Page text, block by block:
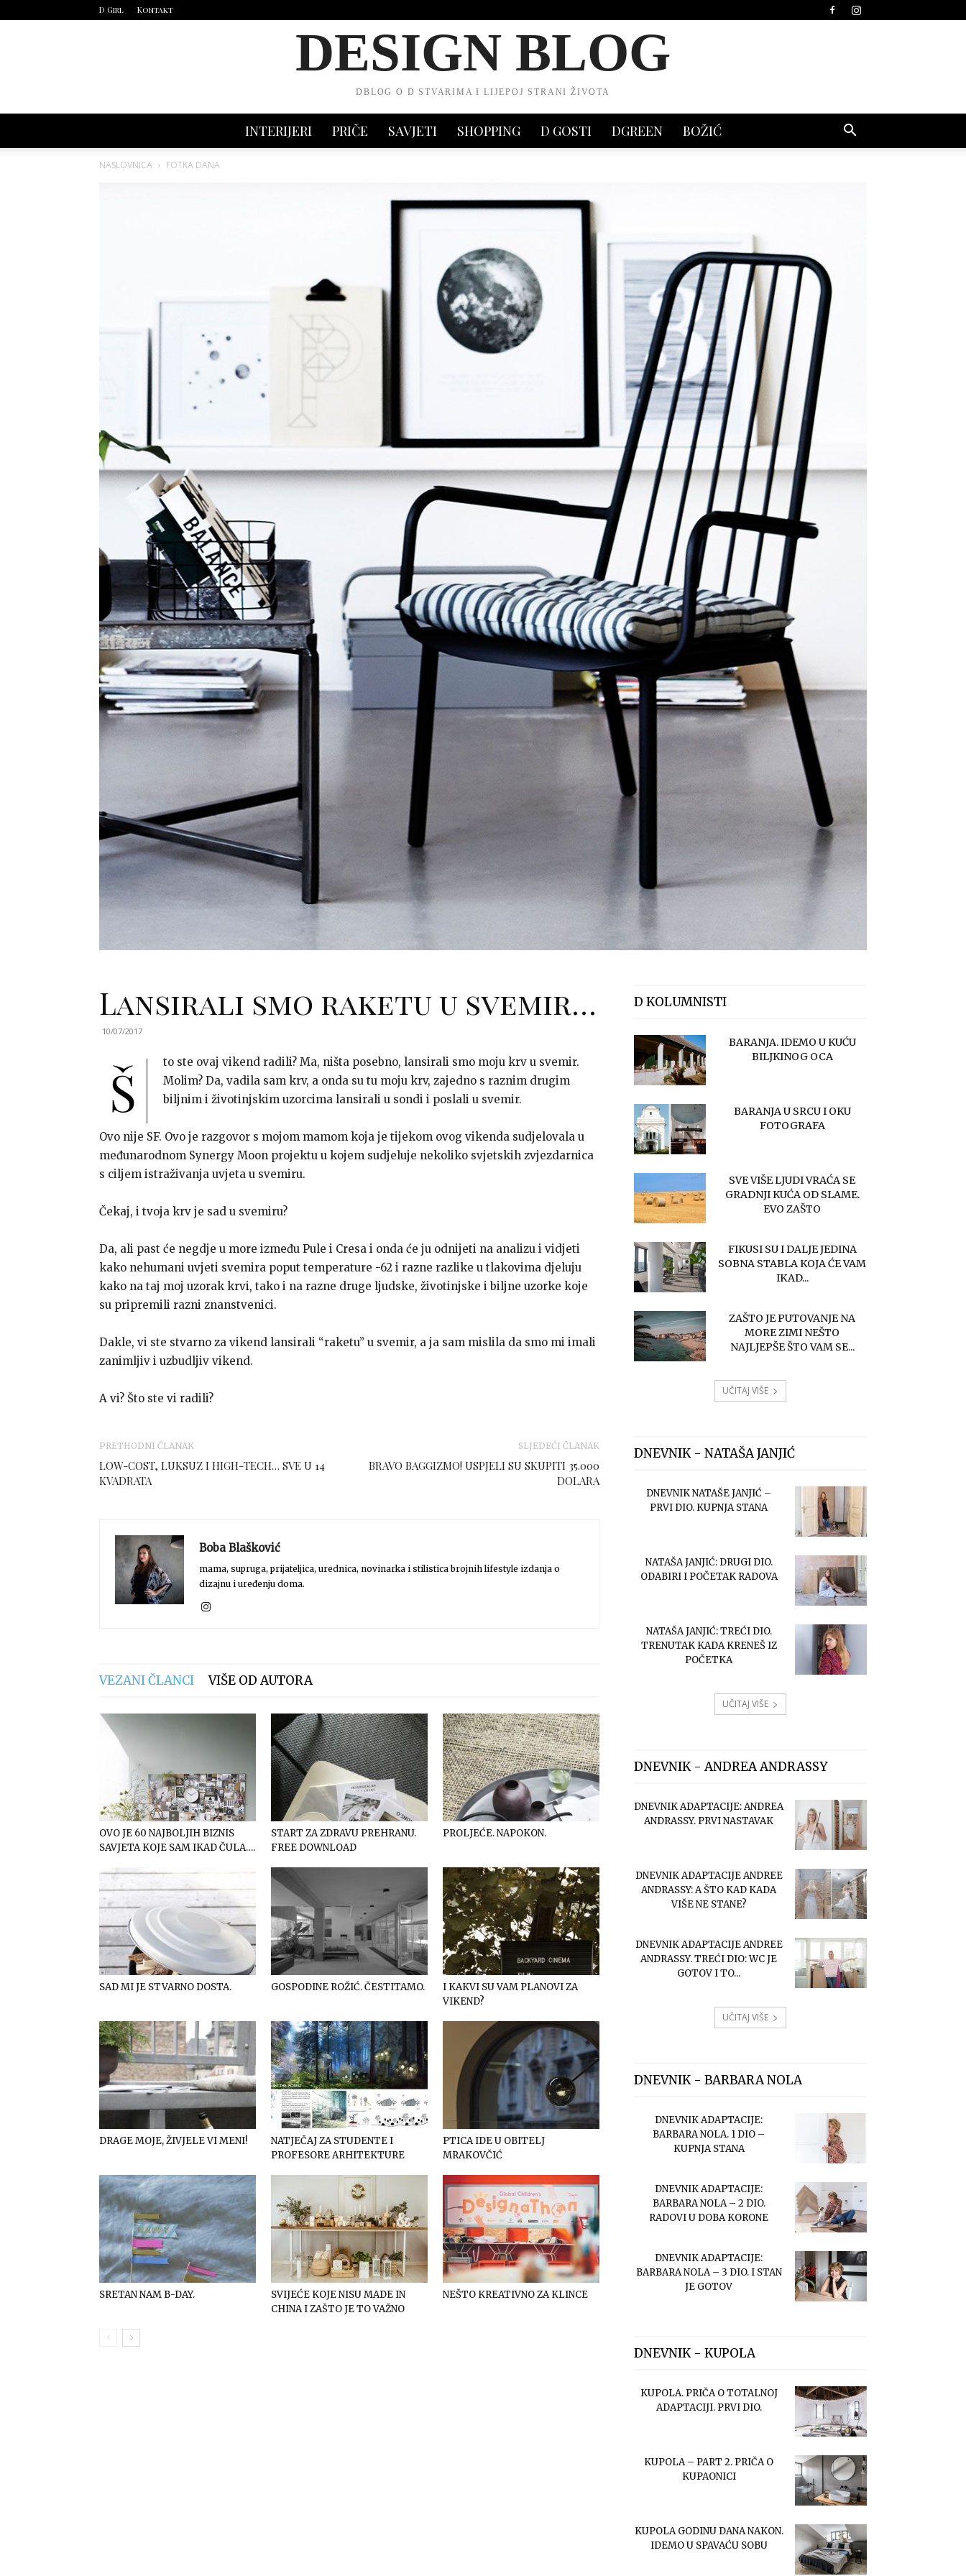
D Girl Kontakt
DESIGN BLOG
DBLOG O D STVARIMA I LIJEPOJ STRANI ŽIVOTA
INTERIJERI PRIČE SAVJETI SHOPPING D GOSTI DGREEN BOŽIĆ
NASLOVNICA FOTKA DANA
Lansirali smo raketu u svemir…
10/07/2017
Š
to ste ovaj vikend radili? Ma, ništa posebno, lansirali smo moju krv u svemir.
Molim? Da, vadila sam krv, a onda su tu moju krv, zajedno s raznim drugim
biljnim i životinjskim uzorcima lansirali u sondi i poslali u svemir.
Ovo nije SF. Ovo je razgovor s mojom mamom koja je tijekom ovog vikenda sudjelovala u
međunarodnom Synergy Moon projektu u kojem sudjeluje nekoliko svjetskih zvjezdarnica
s ciljem istraživanja uvjeta u svemiru.
Čekaj, i tvoja krv je sad u svemiru?
Da, ali past će negdje u more između Pule i Cresa i onda će ju odnijeti na analizu i vidjeti
kako nehumani uvjeti svemira poput temperature -62 i razne razlike u tlakovima djeluju
kako na taj moj uzorak krvi, tako i na razne druge ljudske, životinjske i biljne uzorke koje
su pripremili razni znanstvenici.
Dakle, vi ste stvarno za vikend lansirali “raketu” u svemir, a ja sam mislila da smo mi imali
zanimljiv i uzbudljiv vikend.
A vi? Što ste vi radili?
PRETHODNI ČLANAK
LOW-COST, LUKSUZ I HIGH-TECH… SVE U 14
KVADRATA
SLJEDEĆI ČLANAK
BRAVO BAGGIZMO! USPJELI SU SKUPITI 35.000
DOLARA
Boba Blašković
mama, supruga, prijateljica, urednica, novinarka i stilistica brojnih lifestyle izdanja o
dizajnu i uređenju doma.
VEZANI ČLANCI VIŠE OD AUTORA
OVO JE 60 NAJBOLJIH BIZNIS
SAVJETA KOJE SAM IKAD ČULA….
START ZA ZDRAVU PREHRANU.
FREE DOWNLOAD
PROLJEĆE. NAPOKON.
SAD MI JE STVARNO DOSTA. GOSPODINE ROŽIĆ. ČESTITAMO.
I KAKVI SU VAM PLANOVI ZA
VIKEND?
DRAGE MOJE, ŽIVJELE VI MENI!
NATJEČAJ ZA STUDENTE I
PROFESORE ARHITEKTURE
PTICA IDE U OBITELJ
MRAKOVČIĆ
SRETAN NAM B-DAY.
SVIJEĆE KOJE NISU MADE IN
CHINA I ZAŠTO JE TO VAŽNO
NEŠTO KREATIVNO ZA KLINCE
D KOLUMNISTI
BARANJA. IDEMO U KUĆU
BILJKINOG OCA
BARANJA U SRCU I OKU
FOTOGRAFA
SVE VIŠE LJUDI VRAĆA SE
GRADNJI KUĆA OD SLAME.
EVO ZAŠTO
FIKUSI SU I DALJE JEDINA
SOBNA STABLA KOJA ĆE VAM
IKAD...
ZAŠTO JE PUTOVANJE NA
MORE ZIMI NEŠTO
NAJLJEPŠE ŠTO VAM SE...
UČITAJ VIŠE
DNEVNIK - NATAŠA JANJIĆ
DNEVNIK NATAŠE JANJIĆ –
PRVI DIO. KUPNJA STANA
NATAŠA JANJIĆ: DRUGI DIO.
ODABIRI I POČETAK RADOVA
NATAŠA JANJIĆ: TREĆI DIO.
TRENUTAK KADA KRENEŠ IZ
POČETKA
UČITAJ VIŠE
DNEVNIK - ANDREA ANDRASSY
DNEVNIK ADAPTACIJE: ANDREA
ANDRASSY. PRVI NASTAVAK
DNEVNIK ADAPTACIJE ANDREE
ANDRASSY: A ŠTO KAD KADA
VIŠE NE STANE?
DNEVNIK ADAPTACIJE ANDREE
ANDRASSY. TREĆI DIO: WC JE
GOTOV I TO...
UČITAJ VIŠE
DNEVNIK - BARBARA NOLA
DNEVNIK ADAPTACIJE:
BARBARA NOLA. 1 DIO –
KUPNJA STANA
DNEVNIK ADAPTACIJE:
BARBARA NOLA – 2 DIO.
RADOVI U DOBA KORONE
DNEVNIK ADAPTACIJE:
BARBARA NOLA – 3 DIO. I STAN
JE GOTOV
DNEVNIK - KUPOLA
KUPOLA. PRIČA O TOTALNOJ
ADAPTACIJI. PRVI DIO.
KUPOLA – PART 2. PRIČA O
KUPAONICI
KUPOLA GODINU DANA NAKON.
IDEMO U SPAVAĆU SOBU